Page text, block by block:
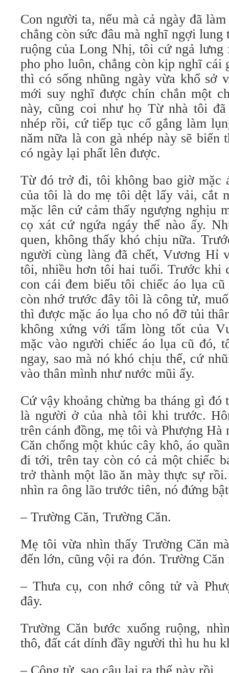
Con người ta, nếu mà cả ngày đã
chẳng còn sức đâu mà nghĩ ngợi lung
ruộng của Long Nhị, tôi cứ ngả lưng
pho pho luôn, chẳng còn kịp nghĩ cái
thì có sống nhũng ngày vừa khổ sở
mới suy nghĩ được chín chắn một
này, cũng coi như họ Từ nhà tôi
nhép rồi, cứ tiếp tục cố gắng làm
năm nữa là con gà nhép này sẽ biến
có ngày lại phất lên được.
Từ đó trở đi, tôi không bao giờ mặc
của tôi là do mẹ tôi dệt lấy vải, cắt
mặc lên cứ cảm thấy ngượng nghịu
cọ xát cứ ngứa ngáy thế nào ấy.
quen, không thấy khó chịu nữa.
người cùng làng đã chết, Vương Hỉ
tôi, nhiều hơn tôi hai tuổi. Trước khi
con cái đem biếu tôi chiếc áo lụa
còn nhớ trước đây tôi là công tử,
thì được mặc áo lụa cho nó đỡ tủi
không xứng với tấm lòng tốt của
mặc vào người chiếc áo lụa cũ đó,
ngay, sao mà nó khó chịu thế, cứ
vào thân mình như nước mũi ấy.
Cứ vậy khoảng chừng ba tháng gì
là người ở của nhà tôi khi trước.
trên cánh đồng, mẹ tôi và Phượng
Căn chống một khúc cây khô, áo
đi tới, trên tay còn có cả một chiếc
trở thành một lão ăn mày thực sự
nhìn ra ông lão trước tiên, nó đứng
– Trường Căn, Trường Căn.
Mẹ tôi vừa nhìn thấy Trường Căn
đến lớn, cũng vội ra đón. Trường
– Thưa cụ, con nhớ công tử và
đây.
Trường Căn bước xuống ruộng,
thô, đất cát dính đầy người thì hu hu